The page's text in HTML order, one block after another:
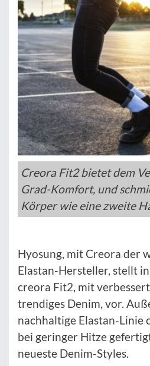
Creora Fit2 bietet dem
Grad-Komfort, und
Körper wie eine zweite
Hyosung, mit Creora der
Elastan-Hersteller, stellt
creora Fit2, mit
trendiges Denim, vor.
nachhaltige Elastan-Linie
bei geringer Hitze
neueste Denim-Styles.